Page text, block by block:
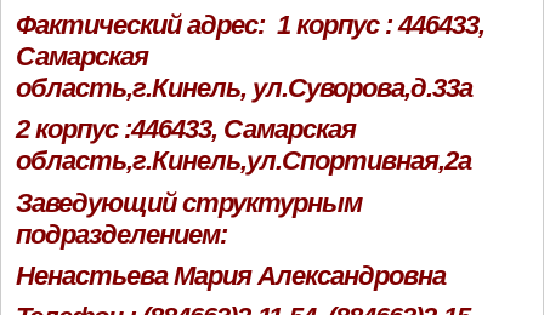
Фактический адрес: 1 корпус : 446433,
Самарская
область,г.Кинель, ул.Суворова,д.33а
2 корпус :446433, Самарская
область,г.Кинель,ул.Спортивная,2а
Заведующий структурным
подразделением:
Ненастьева Мария Александровна